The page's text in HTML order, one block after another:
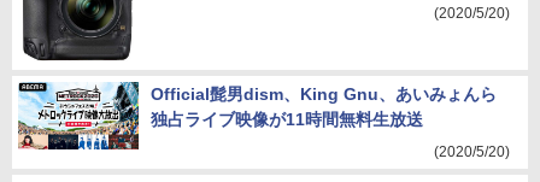
(2020/5/20)
Official髭男dism、King Gnu、あいみょんら
独占ライブ映像が11時間無料生放送
(2020/5/20)